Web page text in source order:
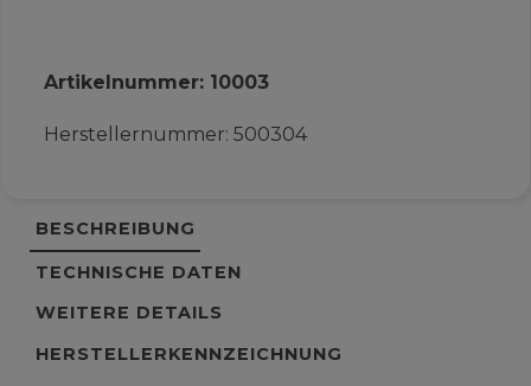
Artikelnummer: 10003
Herstellernummer: 500304
BESCHREIBUNG
TECHNISCHE DATEN
WEITERE DETAILS
HERSTELLERKENNZEICHNUNG